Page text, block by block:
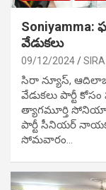
వేడుక‌లు
09/12/2024
సిరా న్యూస్,
వేడుక‌లు పార్టీ
త్యాగమూర్తి సోనియా
పార్టీ సీనియ‌ర్
సోమవారం…